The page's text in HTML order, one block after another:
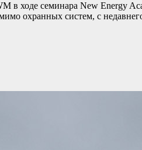
в ходе семинара New Energy
охранных систем, с